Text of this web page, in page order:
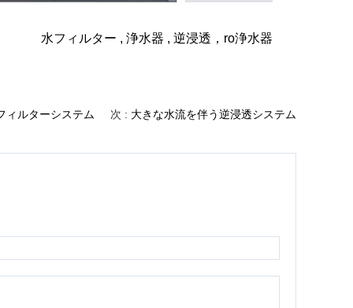
水フィルター , 浄水器 , 逆浸透 ， ro浄水器
次 : 大きな水流を伴う逆浸透システム
ィルターシステム